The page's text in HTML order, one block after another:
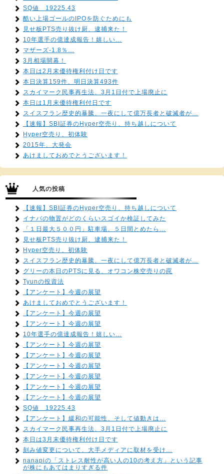
SQ値 19225.43
酷い上場ゴールのIPOを防ぐためにも
見せ板PTS売り抜け厨、逮捕来た！
10年選手の億達成報告！嬉しい…
マザーズ-1.8％…
3月相場開幕！
本日は2月末優待権利付け日です
本日決算159件、明日決算493件
スカイマーク民事再生法、3月1日付で上場廃止に
本日は1月末優待権利付日です
スイスフラン歴史的暴騰、一夜にして億万長者と破滅者が…
【速報】SBI証券のHyper空売り、持ち越しについて
Hyper空売り、初体験
2015年、大発会
あけましておめでとうございます！
人気の投稿
【速報】SBI証券のHyper空売り、持ち越しについて
イナバの物置がどのくらいスゴイか検証してみた
「１日最大５００円」駐車場、５日間とめたら…
見せ板PTS売り抜け厨、逮捕来た！
Hyper空売り、初体験
スイスフラン歴史的暴騰、一夜にして億万長者と破滅者が…
グリーの本日のPTSに見る、オワコン株空売りの罠
Tyunの投資法
【アンケート】今週の展望
あけましておめでとうございます！
【アンケート】今週の展望
【アンケート】今週の展望
10年選手の億達成報告！嬉しい…
【アンケート】今週の展望
【アンケート】今週の展望
【アンケート】今週の展望
【アンケート】今週の展望
【アンケート】今週の展望
【アンケート】今週の展望
SQ値 19225.43
【アンケート】緩和の可能性、そして値動きは…
スカイマーク民事再生法、3月1日付で上場廃止に
本日は3月末優待権利付け日です
刻み値変更について、大手メディアに取材を受け…
nanapiの「ストレス耐性が高い人の10の考え方」という記事
が株にもあてはまりすぎる件